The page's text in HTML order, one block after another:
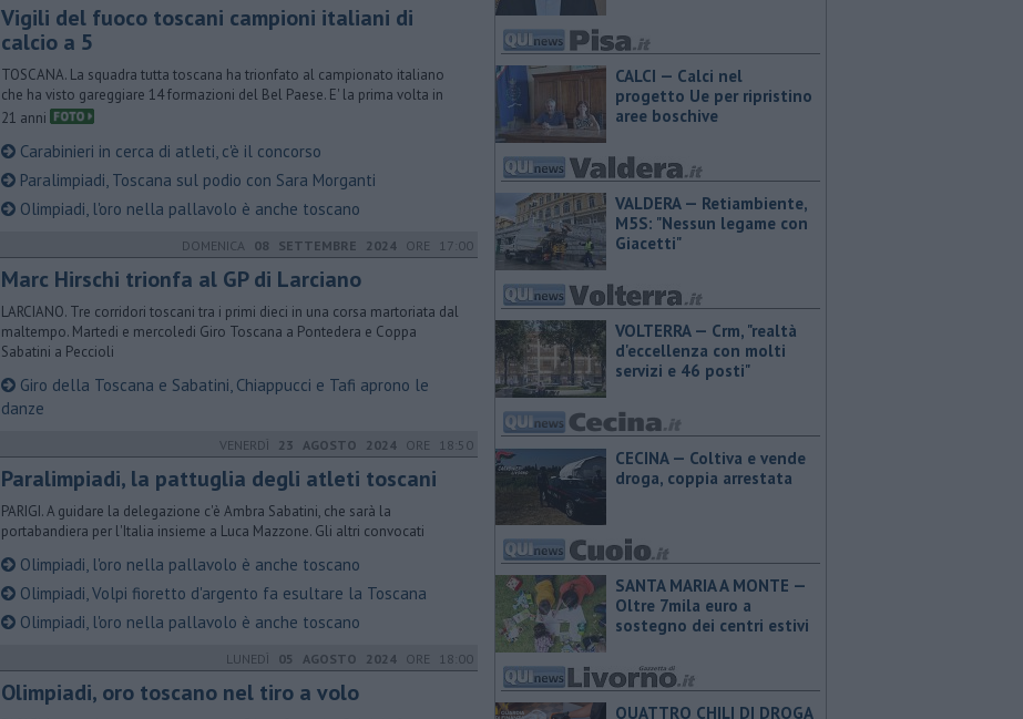
Vigili del fuoco toscani campioni italiani di
calcio a 5
TOSCANA. La squadra tutta toscana ha trionfato al campionato italiano
che ha visto gareggiare 14 formazioni del Bel Paese. E' la prima volta in
21 anni
Carabinieri in cerca di atleti, c'è il concorso
Paralimpiadi, Toscana sul podio con Sara Morganti
Olimpiadi, l'oro nella pallavolo è anche toscano
DOMENICA 08 SETTEMBRE 2024 ORE 17:00
Marc Hirschi trionfa al GP di Larciano
LARCIANO. Tre corridori toscani tra i primi dieci in una corsa martoriata dal
maltempo. Martedi e mercoledi Giro Toscana a Pontedera e Coppa
Sabatini a Peccioli
Giro della Toscana e Sabatini, Chiappucci e Tafi aprono le
danze
VENERDÌ 23 AGOSTO 2024 ORE 18:50
Paralimpiadi, la pattuglia degli atleti toscani
PARIGI. A guidare la delegazione c'è Ambra Sabatini, che sarà la
portabandiera per l'Italia insieme a Luca Mazzone. Gli altri convocati
Olimpiadi, l'oro nella pallavolo è anche toscano
Olimpiadi, Volpi fioretto d'argento fa esultare la Toscana
Olimpiadi, l'oro nella pallavolo è anche toscano
LUNEDÌ 05 AGOSTO 2024 ORE 18:00
Olimpiadi, oro toscano nel tiro a volo
CALCI — Calci nel
progetto Ue per ripristino
aree boschive
VALDERA — Retiambiente,
M5S: "Nessun legame con
Giacetti"
VOLTERRA — Crm, "realtà
d'eccellenza con molti
servizi e 46 posti"
CECINA — Coltiva e vende
droga, coppia arrestata
SANTA MARIA A MONTE —
Oltre 7mila euro a
sostegno dei centri estivi
QUATTRO CHILI DI DROGA